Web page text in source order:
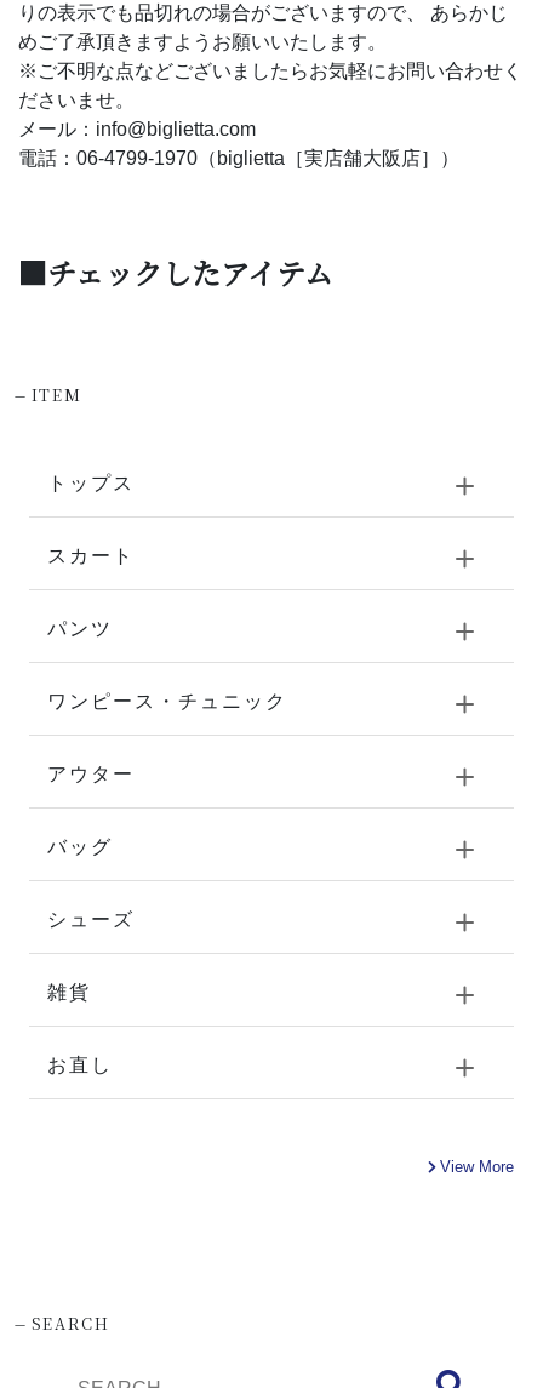
りの表示でも品切れの場合がございますので、 あらかじ
めご了承頂きますようお願いいたします。
※ご不明な点などございましたらお気軽にお問い合わせく
ださいませ。
メール：info@biglietta.com
電話：06-4799-1970（biglietta［実店舗大阪店］）
■チェックしたアイテム
-ITEM
トップス
スカート
パンツ
ワンピース・チュニック
アウター
バッグ
シューズ
雑貨
お直し
View More
-SEARCH